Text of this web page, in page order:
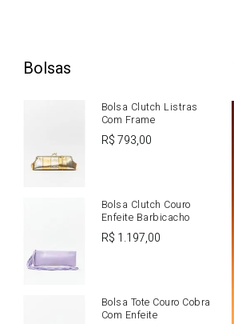
Bolsas
Bolsa Clutch Listras
Com Frame
R$793,00
Bolsa Clutch Couro
Enfeite Barbicacho
R$ 1.197,00
Bolsa Tote Couro Cobra
Com Enfeite